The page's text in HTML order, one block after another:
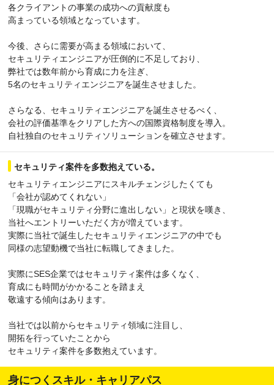
各クライアントの事業の成功への貢献度も
高まっている領域となっています。
今後、さらに需要が高まる領域において、
セキュリティエンジニアが圧倒的に不足しており、
弊社では数年前から育成に力を注ぎ、
5名のセキュリティエンジニアを誕生させました。
さらなる、セキュリティエンジニアを誕生させるべく、
会社の評価基準をクリアした方への国際資格制度を導入。
自社独自のセキュリティソリューションを確立させます。
セキュリティ案件を多数抱えている。
セキュリティエンジニアにスキルチェンジしたくても
「会社が認めてくれない」
「現職がセキュリティ分野に進出しない」と現状を嘆き、
当社へエントリーいただく方が増えています。
実際に当社で誕生したセキュリティエンジニアの中でも
同様の志望動機で当社に転職してきました。
実際にSES企業ではセキュリティ案件は多くなく、
育成にも時間がかかることを踏まえ
敬遠する傾向はあります。
当社では以前からセキュリティ領域に注目し、
開拓を行っていたことから
セキュリティ案件を多数抱えています。
身につくスキル・キャリアパス